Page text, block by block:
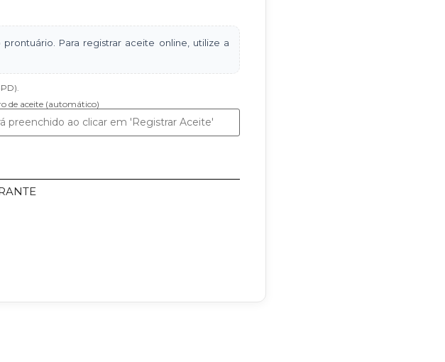
Para registrar aceite online, utilize a
de aceite (automático)